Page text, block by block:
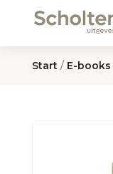
Start / E-books